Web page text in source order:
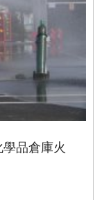
品倉庫火